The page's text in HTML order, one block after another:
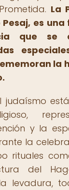
La
es
que se
la
judaísmo
y la
la
rituales
del
levadura,